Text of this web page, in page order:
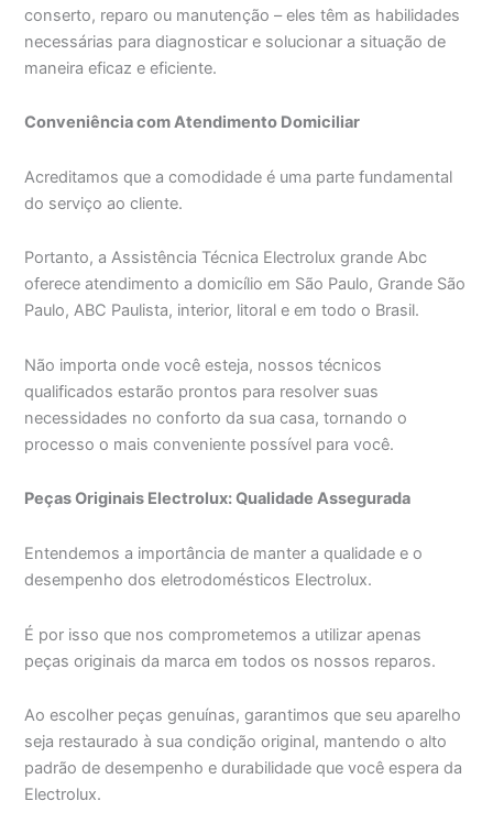
conserto, reparo ou manutenção – eles têm as habilidades
necessárias para diagnosticar e solucionar a situação de
maneira eficaz e eficiente.
Conveniência com Atendimento Domiciliar
Acreditamos que a comodidade é uma parte fundamental
do serviço ao cliente.
Portanto, a Assistência Técnica Electrolux grande Abc
oferece atendimento a domicílio em São Paulo, Grande São
Paulo, ABC Paulista, interior, litoral e em todo o Brasil.
Não importa onde você esteja, nossos técnicos
qualificados estarão prontos para resolver suas
necessidades no conforto da sua casa, tornando o
processo o mais conveniente possível para você.
Peças Originais Electrolux: Qualidade Assegurada
Entendemos a importância de manter a qualidade e o
desempenho dos eletrodomésticos Electrolux.
É por isso que nos comprometemos a utilizar apenas
peças originais da marca em todos os nossos reparos.
Ao escolher peças genuínas, garantimos que seu aparelho
seja restaurado à sua condição original, mantendo o alto
padrão de desempenho e durabilidade que você espera da
Electrolux.